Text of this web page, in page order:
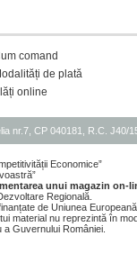
comand
de plată
online
nr.7, CP 040181, R.C. J40/
Economice”
unui magazin on-
Regională.
de Uniunea
material nu reprezintă în
Guvernului României.